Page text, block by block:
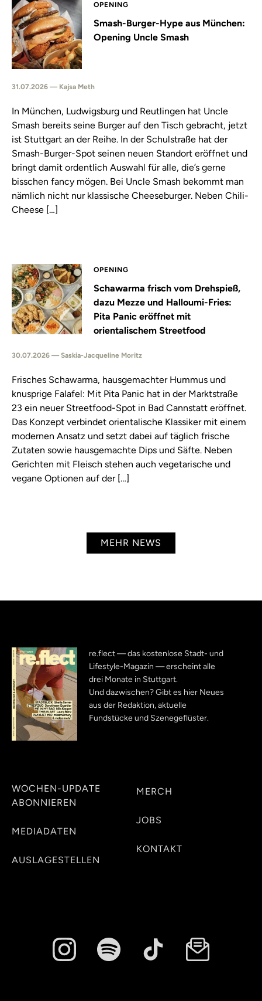
OPENING
Smash-Burger-Hype aus München:
Opening Uncle Smash
31.07.2026 — Kajsa Meth
In München, Ludwigsburg und Reutlingen hat Uncle
Smash bereits seine Burger auf den Tisch gebracht, jetzt
ist Stuttgart an der Reihe. In der Schulstraße hat der
Smash-Burger-Spot seinen neuen Standort eröffnet und
bringt damit ordentlich Auswahl für alle, die’s gerne
bisschen fancy mögen. Bei Uncle Smash bekommt man
nämlich nicht nur klassische Cheeseburger. Neben Chili-
Cheese […]
OPENING
Schawarma frisch vom Drehspieß,
dazu Mezze und Halloumi-Fries:
Pita Panic eröffnet mit
orientalischem Streetfood
30.07.2026 — Saskia-Jacqueline Moritz
Frisches Schawarma, hausgemachter Hummus und
knusprige Falafel: Mit Pita Panic hat in der Marktstraße
23 ein neuer Streetfood-Spot in Bad Cannstatt eröffnet.
Das Konzept verbindet orientalische Klassiker mit einem
modernen Ansatz und setzt dabei auf täglich frische
Zutaten sowie hausgemachte Dips und Säfte. Neben
Gerichten mit Fleisch stehen auch vegetarische und
vegane Optionen auf der […]
MEHR NEWS
re.flect — das kostenlose Stadt- und
Lifestyle-Magazin — erscheint alle
drei Monate in Stuttgart.
Und dazwischen? Gibt es hier Neues
aus der Redaktion, aktuelle
Fundstücke und Szenegeflüster.
WOCHEN-UPDATE
ABONNIEREN
MEDIADATEN
AUSLAGESTELLEN
MERCH
JOBS
KONTAKT